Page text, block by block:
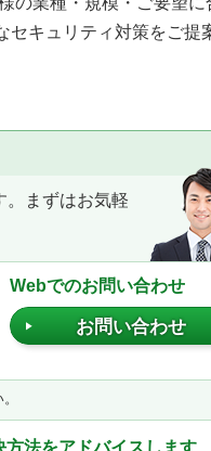
セキュリティ対策をご提
。まずはお気軽
Webでのお問い合わせ
お問い合わせ
方法をアドバイスします